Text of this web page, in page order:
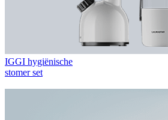
IGGI hygiënische
stomer set